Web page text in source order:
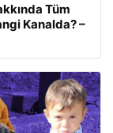
Tüm
Kanalda? –